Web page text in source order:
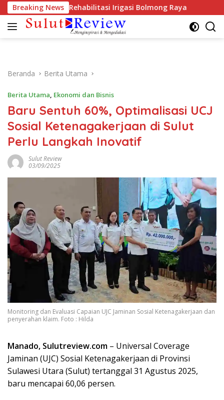
Langsung
ke
konten
Breaking News
Rehabilitasi Irigasi Bolmong Raya Soroti Gaji
Beranda Berita Utama
Berita Utama, Ekonomi dan Bisnis
Baru Sentuh 60%, Optimalisasi UCJ
Sosial Ketenagakerjaan di Sulut
Perlu Langkah Inovatif
Sulut Review
03/09/2025
Monitoring dan Evaluasi Capaian UJC Jaminan Sosial Ketenagakerjaan dan
penyerahan klaim. Foto : Hilda
Manado, Sulutreview.com – Universal Coverage
Jaminan (UJC) Sosial Ketenagakerjaan di Provinsi
Sulawesi Utara (Sulut) tertanggal 31 Agustus 2025,
baru mencapai 60,06 persen.